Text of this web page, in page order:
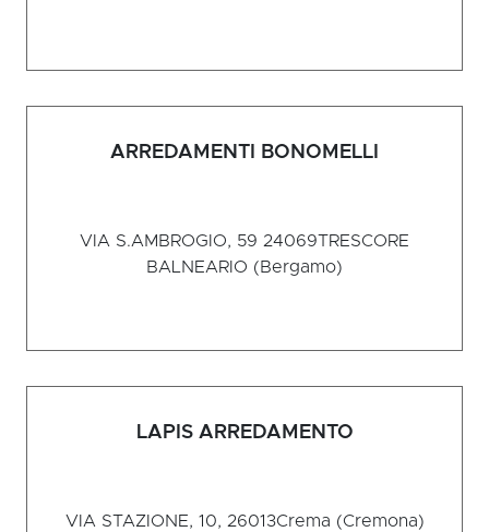
ARREDAMENTI BONOMELLI
VIA S.AMBROGIO, 59 24069TRESCORE
BALNEARIO (Bergamo)
LAPIS ARREDAMENTO
VIA STAZIONE, 10, 26013Crema (Cremona)